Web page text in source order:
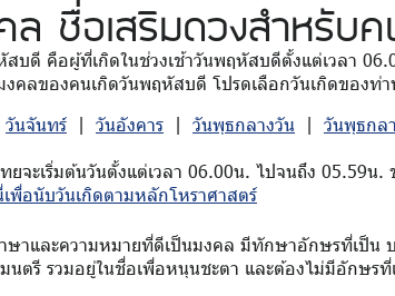
ล ชื่อเสริมดวงสำหรับ
บดี คือผู้ที่เกิดในช่วงเช้าวันพฤหัสบดีตั้งแต่เวลา
คลของคนเกิดวันพฤหัสบดี โปรดเลือกวันเกิดของท่
วันจันทร์ | วันอังคาร | วันพุธกลางวัน | วันพุธกล
ยจะเริ่มต้นวันตั้งแต่เวลา 06.00น. ไปจนถึง 05.59
พื่อนับวันเกิดตามหลักโหราศาสตร์
าและความหมายที่ดีเป็นมงคล มีทักษาอักษรที่เป็น บ
นตรี รวมอยู่ในชื่อเพื่อหนุนชะตา และต้องไม่มีอักษร